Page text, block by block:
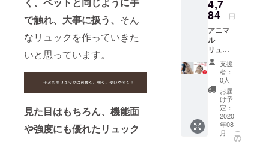
で触れ、大事に扱う、 そん
なリュックを作っていきた
いと思っています。
見た目はもちろん、機能面
や強度にも優れたリュック
4,7
84 円
アニマ
ル
リュッ
ク：ネ
コ カ
ラー：
(本体)
ベー
ジュ、
(中生地)
イエ
ロー
支援
者：
0人
お届
け予
定：
2020
年08
月
こ
の